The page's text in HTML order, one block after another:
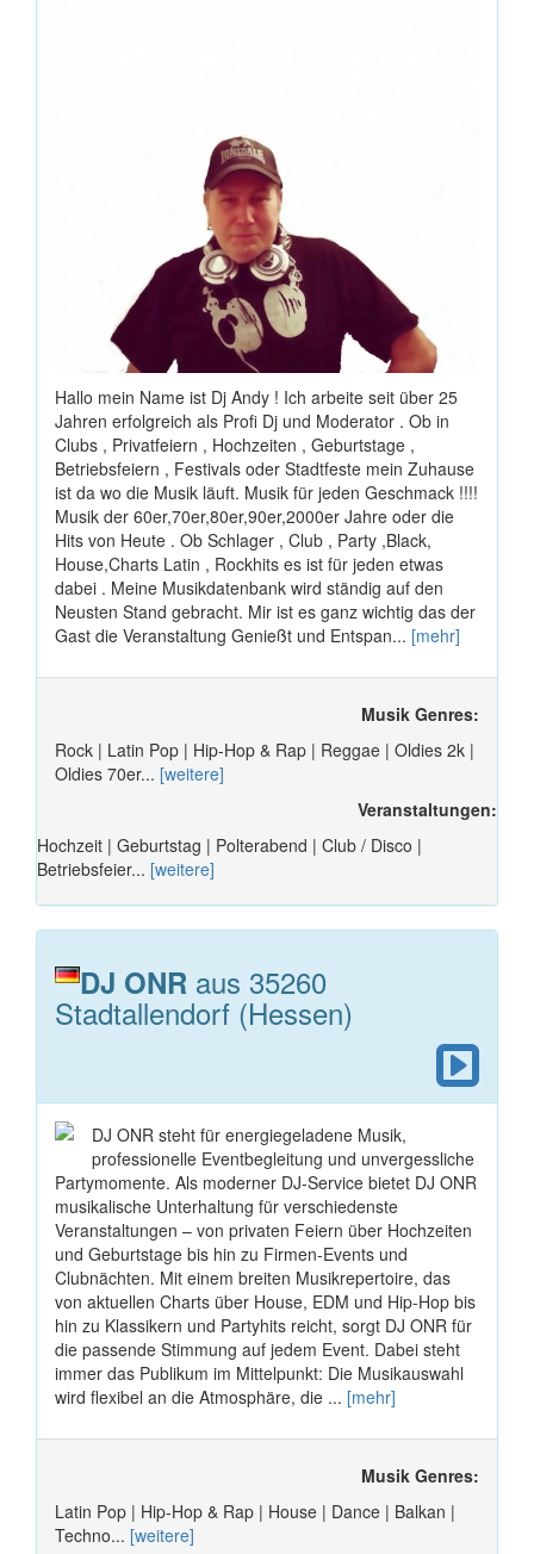
Hallo mein Name ist Dj Andy ! Ich arbeite seit über 25
Jahren erfolgreich als Profi Dj und Moderator . Ob in
Clubs , Privatfeiern , Hochzeiten , Geburtstage ,
Betriebsfeiern , Festivals oder Stadtfeste mein Zuhause
ist da wo die Musik läuft. Musik für jeden Geschmack !!!!
Musik der 60er,70er,80er,90er,2000er Jahre oder die
Hits von Heute . Ob Schlager , Club , Party ,Black,
House,Charts Latin , Rockhits es ist für jeden etwas
dabei . Meine Musikdatenbank wird ständig auf den
Neusten Stand gebracht. Mir ist es ganz wichtig das der
Gast die Veranstaltung Genießt und Entspan... [mehr]
Musik Genres:
Rock | Latin Pop | Hip-Hop & Rap | Reggae | Oldies 2k |
Oldies 70er... [weitere]
Veranstaltungen:
Hochzeit | Geburtstag | Polterabend | Club / Disco |
Betriebsfeier... [weitere]
DJ ONR aus 35260
Stadtallendorf (Hessen)
DJ ONR steht für energiegeladene Musik,
professionelle Eventbegleitung und unvergessliche
Partymomente. Als moderner DJ-Service bietet DJ ONR
musikalische Unterhaltung für verschiedenste
Veranstaltungen – von privaten Feiern über Hochzeiten
und Geburtstage bis hin zu Firmen-Events und
Clubnächten. Mit einem breiten Musikrepertoire, das
von aktuellen Charts über House, EDM und Hip-Hop bis
hin zu Klassikern und Partyhits reicht, sorgt DJ ONR für
die passende Stimmung auf jedem Event. Dabei steht
immer das Publikum im Mittelpunkt: Die Musikauswahl
wird flexibel an die Atmosphäre, die ... [mehr]
Musik Genres:
Latin Pop | Hip-Hop & Rap | House | Dance | Balkan |
Techno... [weitere]